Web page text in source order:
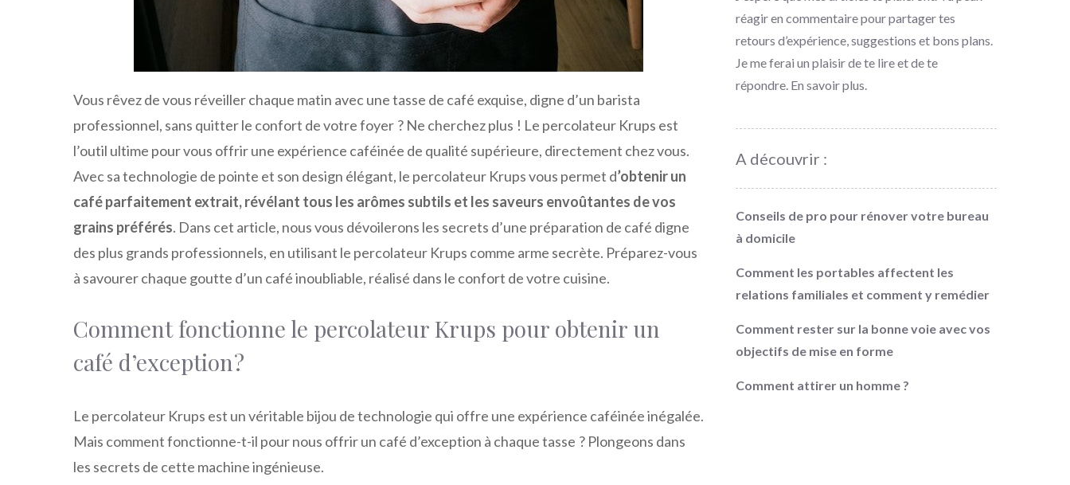
Vous rêvez de vous réveiller chaque matin avec une tasse de café exquise, digne d’un barista
professionnel, sans quitter le confort de votre foyer ? Ne cherchez plus ! Le percolateur Krups est
l’outil ultime pour vous offrir une expérience caféinée de qualité supérieure, directement chez vous.
Avec sa technologie de pointe et son design élégant, le percolateur Krups vous permet d’obtenir un
café parfaitement extrait, révélant tous les arômes subtils et les saveurs envoûtantes de vos
grains préférés. Dans cet article, nous vous dévoilerons les secrets d’une préparation de café digne
des plus grands professionnels, en utilisant le percolateur Krups comme arme secrète. Préparez-vous
à savourer chaque goutte d’un café inoubliable, réalisé dans le confort de votre cuisine.
Comment fonctionne le percolateur Krups pour obtenir un
café d’exception ?
Le percolateur Krups est un véritable bijou de technologie qui offre une expérience caféinée inégalée.
Mais comment fonctionne-t-il pour nous offrir un café d’exception à chaque tasse ? Plongeons dans
les secrets de cette machine ingénieuse.
réagir en commentaire pour partager tes
retours d’expérience, suggestions et bons plans.
Je me ferai un plaisir de te lire et de te
répondre. En savoir plus
A découvrir :
Conseils de pro pour rénover votre bureau
à domicile
Comment les portables affectent les
relations familiales et comment y remédier
Comment rester sur la bonne voie avec vos
objectifs de mise en forme
Comment attirer un homme ?